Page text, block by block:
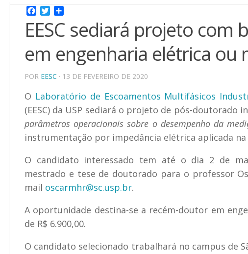
Facebook
Twitter
EESC sediará projeto
em engenharia elétrica ou
POR EESC · 13 DE FEVEREIRO DE 2020
O Laboratório de Escoamentos Multifásicos
(EESC) da USP sediará o projeto de pós-doutorado
parâmetros operacionais sobre o desempenho da
instrumentação por impedância elétrica aplicada
O candidato interessado tem até o dia 2 de
mestrado e tese de doutorado para o professor
mail oscarmhr@sc.usp.br.
A oportunidade destina-se a recém-doutor em
de R$ 6.900,00.
O candidato selecionado trabalhará no campus de